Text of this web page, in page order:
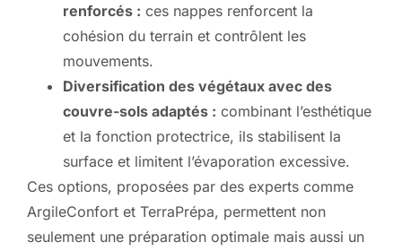
renforcés : ces nappes renforcent la
cohésion du terrain et contrôlent les
mouvements.
Diversification des végétaux avec des
couvre-sols adaptés : combinant l’esthétique
et la fonction protectrice, ils stabilisent la
surface et limitent l’évaporation excessive.
Ces options, proposées par des experts comme
ArgileConfort et TerraPrépa, permettent non
seulement une préparation optimale mais aussi un